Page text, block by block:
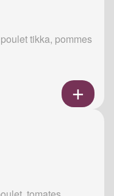
tikka, pommes